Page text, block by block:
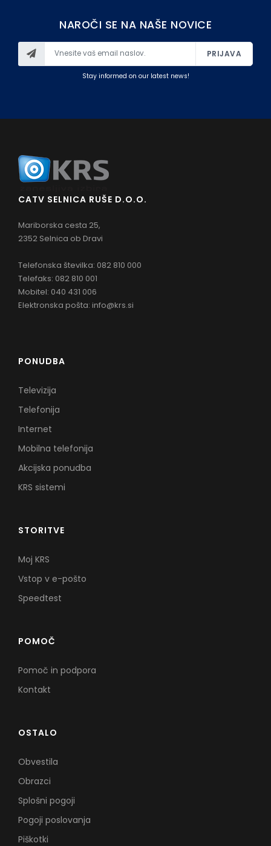
NAROČI SE NA NAŠE NOVICE
PRIJAVA
Stay informed on our latest news!
CATV SELNICA RUŠE D.O.O.
Mariborska cesta 25,
2352 Selnica ob Dravi
Telefonska številka: 082 810 000
Telefaks: 082 810 001
Mobitel: 040 431 006
Elektronska pošta: info@krs.si
PONUDBA
Televizija
Telefonija
Internet
Mobilna telefonija
Akcijska ponudba
KRS sistemi
STORITVE
Moj KRS
Vstop v e-pošto
Speedtest
POMOČ
Pomoč in podpora
Kontakt
OSTALO
Obvestila
Obrazci
Splošni pogoji
Pogoji poslovanja
Piškotki